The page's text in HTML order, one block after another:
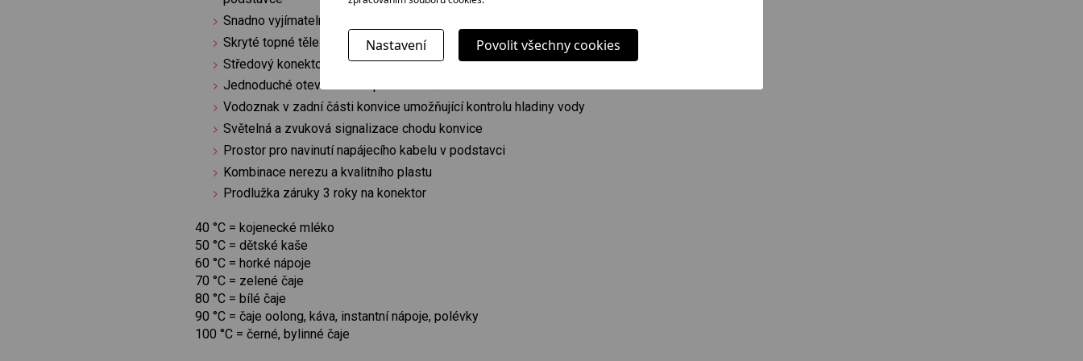
Snadno vyjímatelné a omyvatelné filtrační sítko proti usazeninám vodního kamene
Skryté topné těleso pod rovným nerezovým dnem umožňuje jednoduchou údržbu
Středový konektor STRIX pro snadné umístění konvice na podstavec
Jednoduché otevírání víka pomocí tlačítka v držadle
Vodoznak v zadní části konvice umožňující kontrolu hladiny vody
Světelná a zvuková signalizace chodu konvice
Prostor pro navinutí napájecího kabelu v podstavci
Kombinace nerezu a kvalitního plastu
Prodlužka záruky 3 roky na konektor
40 °C = kojenecké mléko
50 °C = dětské kaše
60 °C = horké nápoje
70 °C = zelené čaje
80 °C = bílé čaje
90 °C = čaje oolong, káva, instantní nápoje, polévky
100 °C = černé, bylinné čaje
Nastavení Povolit všechny cookies